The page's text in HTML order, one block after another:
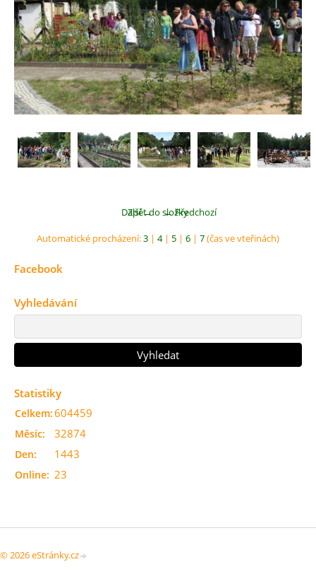
← Předchozí
Další →
Zpět do složky
Automatické procházení:3 | 4| 5 | 6 | 7(čas ve vteřinách)
Facebook
Vyhledávání
Statistiky
Online: 23
Celkem:604459
Měsíc: 32874
Den: 1443
© 2026 eStránky.cz